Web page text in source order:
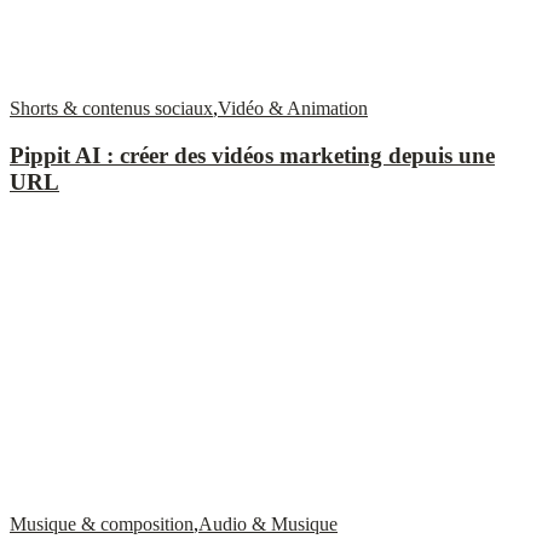
Shorts & contenus sociaux,Vidéo & Animation
Pippit AI : créer des vidéos marketing depuis une
URL
Musique & composition,Audio & Musique